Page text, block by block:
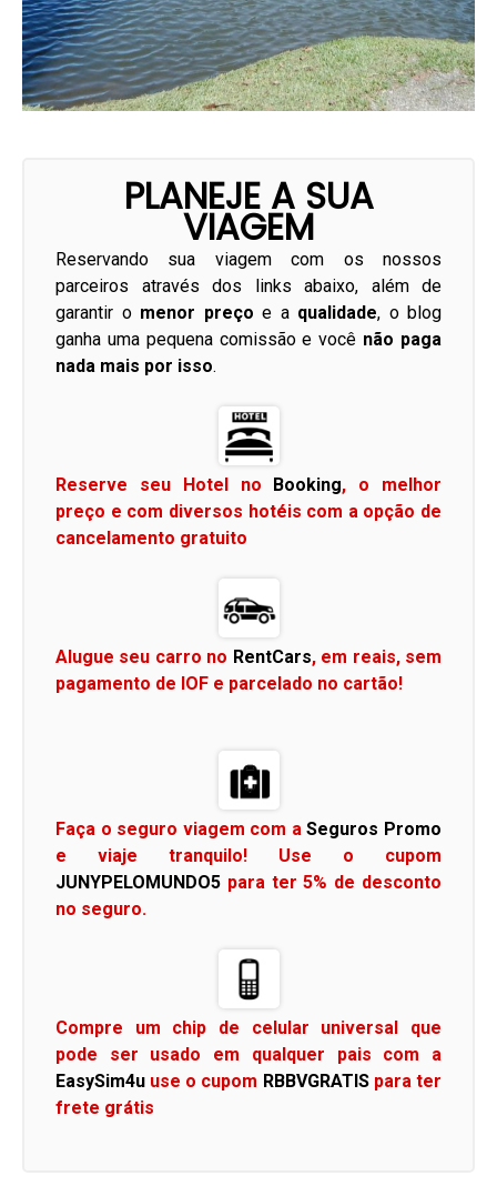
PLANEJE A SUA
VIAGEM
Reservando sua viagem com os nossos
parceiros através dos links abaixo, além de
garantir o menor preço e a qualidade, o blog
ganha uma pequena comissão e você não paga
nada mais por isso.
Reserve seu Hotel no Booking, o melhor
preço e com diversos hotéis com a opção de
cancelamento gratuito
Alugue seu carro no RentCars, em reais, sem
pagamento de IOF e parcelado no cartão!
Faça o seguro viagem com aSeguros Promo
e viaje tranquilo! Use o cupom
JUNYPELOMUNDO5 para ter 5% de desconto
no seguro.
Compre um chip de celular universal que
pode ser usado em qualquer pais com a
EasySim4u use o cupom RBBVGRATIS para ter
frete grátis